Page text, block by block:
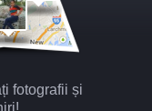
fotografii și